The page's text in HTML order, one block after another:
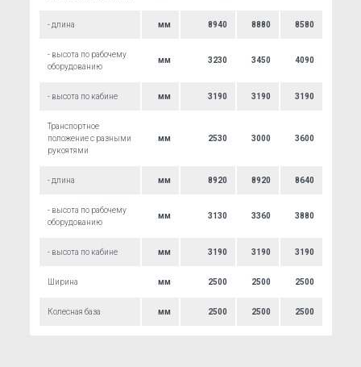
- длина мм 8940 8880 8580
- высота по рабочему
оборудованию
мм 3230 3450 4090
- высота по кабине мм 3190 3190 3190
Транспортное
положение с разными
рукоятями
мм 2530 3000 3600
- длина мм 8920 8920 8640
- высота по рабочему
оборудованию
мм 3130 3360 3880
- высота по кабине мм 3190 3190 3190
Ширина мм 2500 2500 2500
Колесная база мм 2500 2500 2500